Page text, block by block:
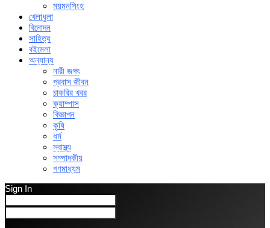
ময়মনসিংহ
খেলাধুলা
বিনোদন
সাহিত্য
বইমেলা
অন্যান্য
নারী জগৎ
প্রবাস জীবন
চাকরির খবর
ক্যাম্পাস
বিজ্ঞাপন
কৃষি
ধর্ম
স্বাস্থ্য
সম্পাদকীয়
গণমাধ্যম
Sign In